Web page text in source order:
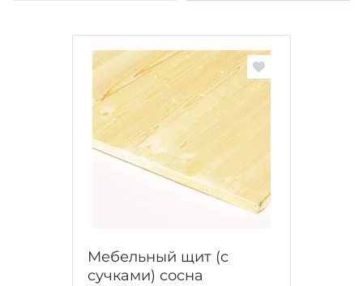
Мебельный щит (с
сучками) сосна